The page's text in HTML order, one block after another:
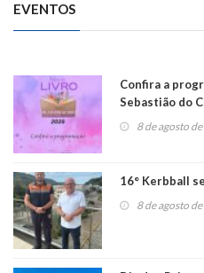
EVENTOS
Confira a
Sebastião do
8 de agosto
16° Kerbball
8 de agosto